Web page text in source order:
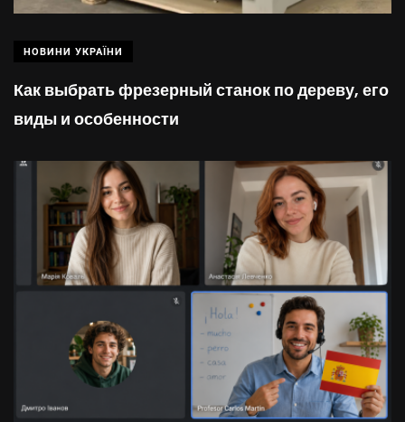
НОВИНИ УКРАЇНИ
Как выбрать фрезерный станок по дереву, его
виды и особенности